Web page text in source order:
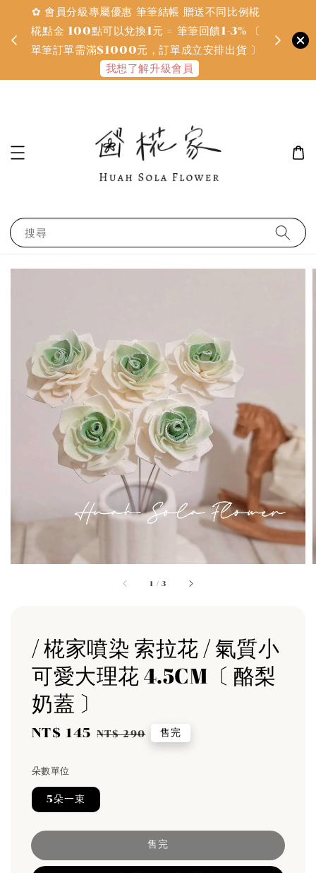
✿ 會員分級專屬優惠 筆筆結帳 贈送不同比例椛
椛點金 100點可以兌換1元 = 筆筆回饋1-3% 〔
單筆訂單需滿$1000元，訂單成立安排出貨 〕
我想了解升級會員
搜尋
1 /3
/ 椛家噴染 索拉花 / 氣質小
可愛大理花 4.5CM〔 酪梨
奶蓋 〕
Sale
NT$ 145 Regular
NT$ 290 售完
朵數單位
5朵一束
售完